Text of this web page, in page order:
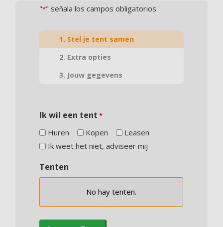
"*" señala los campos obligatorios
1. Stel je tent samen
2. Extra opties
3. Jouw gegevens
Ik wil een tent *
Huren Kopen
Leasen
Ik weet het niet, adviseer mij
Tenten
de
No hay tenten.